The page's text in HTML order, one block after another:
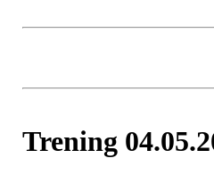
Trening